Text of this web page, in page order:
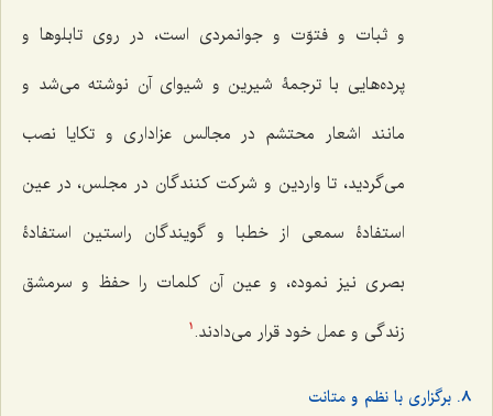
و ثبات و فتوّت و جوانمردى است، در روى تابلوها و
پرده‌هایى با ترجمۀ شیرین و شیواى آن نوشته مى‌شد و
مانند اشعار محتشم در مجالس عزادارى و تكایا نصب
مى‌گردید، تا واردین و شركت كنندگان در مجلس، در عین
استفادۀ سمعى از خطبا و گویندگان راستین استفادۀ
بصرى نیز نموده، و عین آن كلمات را حفظ و سرمشق
زندگى و عمل خود قرار مى‌دادند. 1
8. برگزاری با نظم و متانت